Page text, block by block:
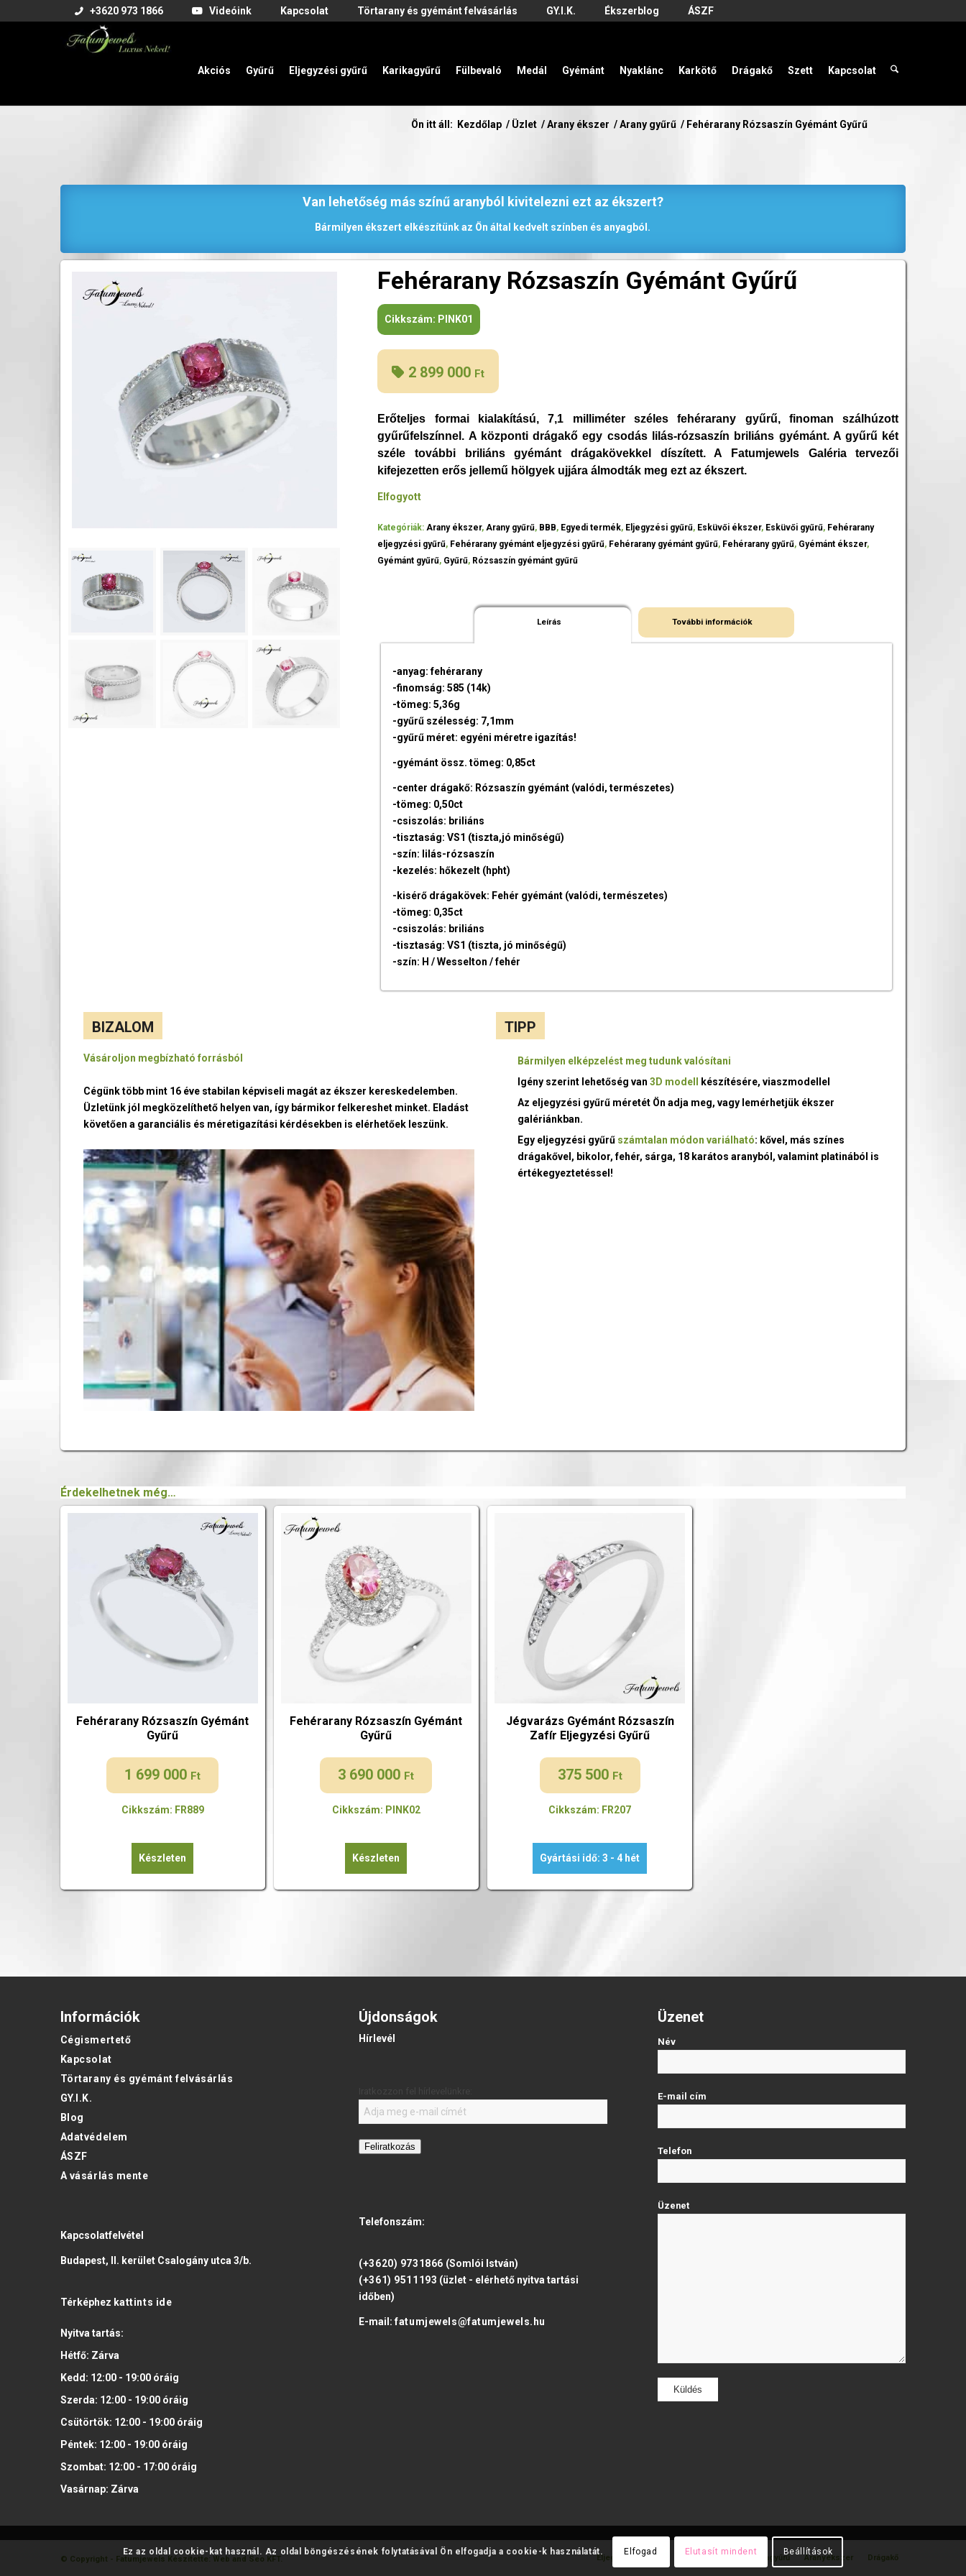
+3620 973 1866 Videóink Kapcsolat Törtarany és gyémánt felvásárlás GY.I.K. Ékszerblog ÁSZF
Akciós Gyűrű Eljegyzési gyűrű Karikagyűrű Fülbevaló Medál Gyémánt Nyaklánc Karkötő Drágakő Szett Kapcsolat
Ön itt áll: Kezdőlap / Üzlet / Arany ékszer / Arany gyűrű / Fehérarany Rózsaszín Gyémánt Gyűrű
Van lehetőség más színű aranyból kivitelezni ezt az ékszert?
Bármilyen ékszert elkészítünk az Ön által kedvelt színben és anyagból.
Fehérarany Rózsaszín Gyémánt Gyűrű
Cikkszám: PINK01
2 899 000 Ft
Erőteljes formai kialakítású, 7,1 milliméter széles fehérarany gyűrű, finoman szálhúzott
gyűrűfelszínnel. A központi drágakő egy csodás lilás-rózsaszín briliáns gyémánt. A gyűrű két
széle további briliáns gyémánt drágakövekkel díszített. A Fatumjewels Galéria tervezői
kifejezetten erős jellemű hölgyek ujjára álmodták meg ezt az ékszert.
Elfogyott
Kategóriák:Arany ékszer,Arany gyűrű, BBB, Egyedi termék, Eljegyzési gyűrű, Esküvői ékszer, Esküvői gyűrű, Fehérarany
eljegyzési gyűrű, Fehérarany gyémánt eljegyzési gyűrű, Fehérarany gyémánt gyűrű, Fehérarany gyűrű, Gyémánt ékszer,
Gyémánt gyűrű, Gyűrű, Rózsaszín gyémánt gyűrű
Leírás További információk
-anyag: fehérarany
-finomság: 585 (14k)
-tömeg: 5,36g
-gyűrű szélesség: 7,1mm
-gyűrű méret: egyéni méretre igazítás!
-gyémánt össz. tömeg: 0,85ct
-center drágakő: Rózsaszín gyémánt (valódi, természetes)
-tömeg: 0,50ct
-csiszolás: briliáns
-tisztaság: VS1 (tiszta,jó minőségű)
-szín: lilás-rózsaszín
-kezelés: hőkezelt (hpht)
-kisérő drágakövek: Fehér gyémánt (valódi, természetes)
-tömeg: 0,35ct
-csiszolás: briliáns
-tisztaság: VS1 (tiszta, jó minőségű)
-szín: H / Wesselton / fehér
BIZALOM
Vásároljon megbízható forrásból
Cégünk több mint 16 éve stabilan képviseli magát az ékszer kereskedelemben.
Üzletünk jól megközelíthető helyen van, így bármikor felkereshet minket. Eladást
követően a garanciális és méretigazítási kérdésekben is elérhetőek leszünk.
TIPP
Bármilyen elképzelést meg tudunk valósítani
Igény szerint lehetőség van3D modell
készítésére, viaszmodellel
Az eljegyzési gyűrű méretét Ön adja meg, vagy lemérhetjük ékszer
galériánkban.
Egy eljegyzési gyűrű számtalan módon variálható: kővel, más színes
drágakővel, bikolor, fehér, sárga, 18 karátos aranyból, valamint platinából is
értékegyeztetéssel!
Érdekelhetnek még…
Fehérarany Rózsaszín Gyémánt
Gyűrű
1 699 000 Ft
Cikkszám: FR889
Készleten
Fehérarany Rózsaszín Gyémánt
Gyűrű
3 690 000 Ft
Cikkszám: PINK02
Készleten
Jégvarázs Gyémánt Rózsaszín
Zafír Eljegyzési Gyűrű
375 500 Ft
Cikkszám: FR207
Gyártási idő: 3 - 4 hét
Információk
Cégismertető
Kapcsolat
Törtarany és gyémánt felvásárlás
GY.I.K.
Blog
Adatvédelem
ÁSZF
A vásárlás mente
Kapcsolatfelvétel
Budapest, II. kerület Csalogány utca 3/b.
Térképhez kattints ide
Nyitva tartás:
Hétfő: Zárva
Kedd: 12:00 - 19:00óráig
Szerda: 12:00 - 19:00óráig
Csütörtök: 12:00 - 19:00óráig
Péntek: 12:00 - 19:00óráig
Szombat: 12:00 - 17:00óráig
Vasárnap: Zárva
Újdonságok
Hírlevél
Feliratkozás
Telefonszám:
(+3620) 9731866 (Somlói István)
(+361) 9511193 (üzlet - elérhető nyitva tartási
időben)
E-mail:fatumjewels@fatumjewels.hu
Üzenet
Név
E-mail cím
Telefon
Üzenet
© Copyright - Fatumjewels Készítette: Web and Seo KFT. Eljegyzési gyűrű Karikagyűrű Aranyékszer Drágakő
Ez az oldal cookie-kat használ. Az oldal böngészésének folytatásával Ön elfogadja a cookie-k használatát. Elfogad Elutasít mindent Beállítások